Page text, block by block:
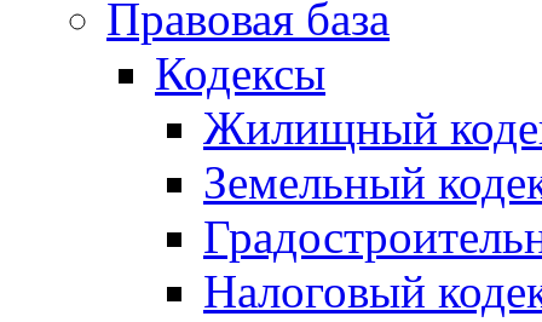
Правовая база
Кодексы
Жилищный
Земельный
Налоговый